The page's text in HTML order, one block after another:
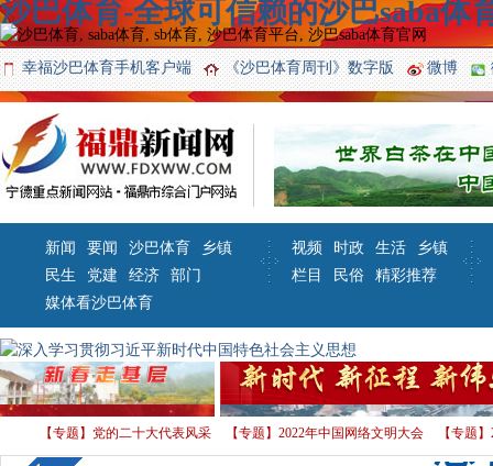
沙巴体育-全球可信赖的沙巴saba体
幸福沙巴体育手机客户端 《沙巴体育周刊》数字版 微博
新闻 要闻 沙巴体育
乡镇
民生
党建 经济
部门
媒体看沙巴体育
视频 时政 生活
乡镇
栏目
民俗 精彩推荐
【专题】党的二十大代表风采 【专题】2022年中国网络文明大会 【专题